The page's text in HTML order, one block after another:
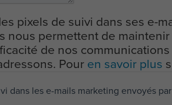
pixels de suivi dans ses e-
nous permettent de
de nos
Pouren savoir plus
dans les e-mails marketing envoyés